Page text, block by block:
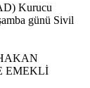
Kurucu
günü Sivil